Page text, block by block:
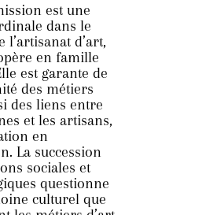
est une
dans le
l’artisanat d’art,
en famille
est garante de
des métiers
des liens entre
et les artisans,
en
La succession
sociales et
questionne
culturel que